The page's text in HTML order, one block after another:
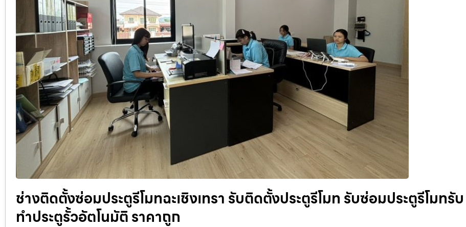
ช่างติดตั้งซ่อมประตูรีโมทฉะเชิงเทรา รับติดตั้งประตูรีโมท รับซ่อมประตูรีโมทรับ
ทำประตูรั้วอัตโนมัติ ราคาถูก